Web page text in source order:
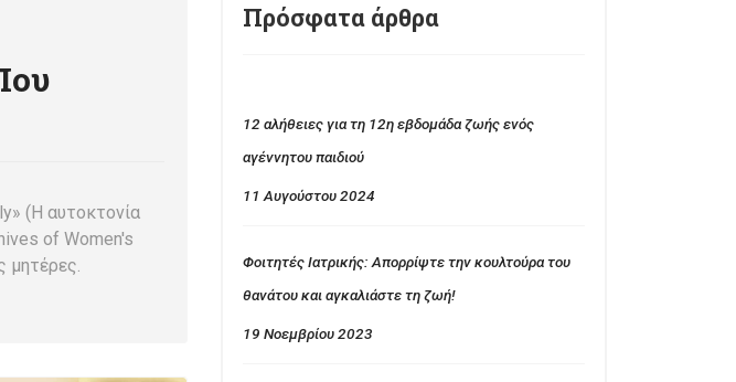
(Η αυτοκτονία
of Women's
μητέρες.
Πρόσφατα άρθρα
12 αλήθειες για τη 12η εβδομάδα ζωής ενός
αγέννητου παιδιού
11 Αυγούστου 2024
Φοιτητές Ιατρικής: Απορρίψτε την κουλτούρα του
θανάτου και αγκαλιάστε τη ζωή!
19 Νοεμβρίου 2023